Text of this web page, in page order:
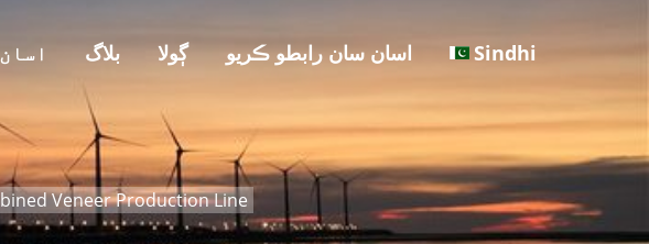
بلاگ ڳولا اسان سان رابطو ڪريو Sindhi
Veneer Production Line